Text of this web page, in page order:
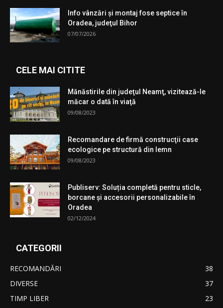
Info vânzări şi montaj fose septice în
Oradea, judeţul Bihor
07/07/2026
CELE MAI CITITE
Mănăstirile din judeţul Neamţ, vizitează-le
măcar o dată în viaţă
09/08/2023
Recomandare de firmă construcţii case
ecologice pe structură din lemn
09/08/2023
Publiserv: Soluția completă pentru sticle,
borcane și accesorii personalizabile în
Oradea
02/12/2024
CATEGORII
RECOMANDĂRI
38
DIVERSE
37
TIMP LIBER
23